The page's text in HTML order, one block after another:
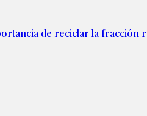
de reciclar la fracción